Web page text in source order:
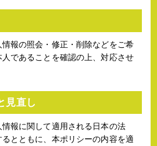
報の照会・修正・削除などをご希
であることを確認の上、対応させ
見直し
報に関して適用される日本の法
とともに、本ポリシーの内容を適